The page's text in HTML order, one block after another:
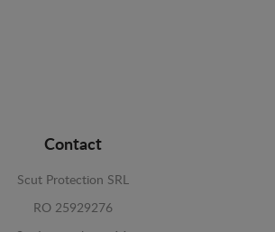
Contact
Scut Protection SRL
RO 25929276